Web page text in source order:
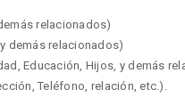
relacionados)
demás relacionados)
Educación, Hijos, y demás
Teléfono, relación, etc.).